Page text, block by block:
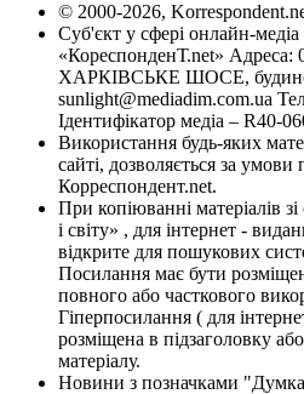
© 2000-2026,
Суб'єкт у сфері онлайн-
«КореспонденТ.net» Адреса:
ХАРКІВСЬКЕ ШОСЕ,
sunlight@mediadim.com.ua
Ідентифікатор медіа – R40-
Використання будь-яких
сайті, дозволяється за
Корреспондент.net.
При копіюванні матеріалів
і світу» , для інтернет -
відкрите для пошукових
Посилання має бути
повного або часткового
Гіперпосилання ( для
розміщена в підзаголовку
матеріалу.
Новини з позначками